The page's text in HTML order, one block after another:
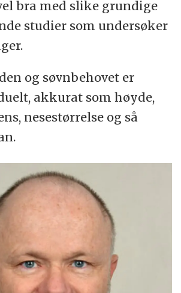
bra med slike grundige
studier som undersøker
og søvnbehovet er
akkurat som høyde,
nesestørrelse og så